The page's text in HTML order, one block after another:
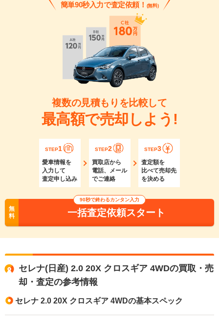
簡単90秒入力で査定依頼！ (無料)
複数の見積もりを比較して
最高額で売却しよう!
STEP1
愛車情報を
入力して
査定申し込み
STEP2
買取店から
電話、メール
でご連絡
STEP3
査定額を
比べて売却先
を決める
無
料
90秒で終わるカンタン入力
一括査定依頼スタート
セレナ(日産) 2.0 20X クロスギア 4WDの買取・売
却・査定の参考情報
セレナ 2.0 20X クロスギア 4WDの基本スペック